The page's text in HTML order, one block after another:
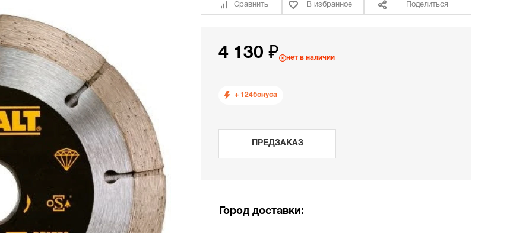
Сравнить В избранное Поделиться
4 130 ₽ нет в наличии
+ 124бонуса
ПРЕДЗАКАЗ
Город доставки: